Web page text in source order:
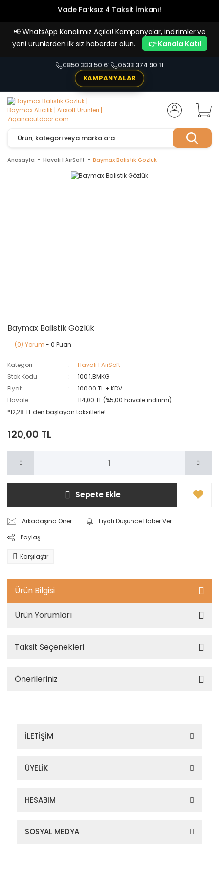
Vade Farksız 4 Taksit İmkanı!
📢 WhatsApp Kanalımız Açıldı! Kampanyalar, indirimler ve
yeni ürünlerden ilk siz haberdar olun.
👉 Kanala Katıl
0850 333 50 61
0533 374 90 11
KAMPANYALAR
Anasayfa Havalı I AirSoft Baymax Balistik Gözlük
Baymax Balistik Gözlük
(0) Yorum - 0 Puan
Kategori
Havalı I AirSoft
Stok Kodu
100.1.BMKG
Fiyat
100,00 TL + KDV
Havale
114,00 TL (%5,00 havale indirimi)
*12,28 TL den başlayan taksitlerle!
120,00 TL
Sepete Ekle
Arkadaşına Öner
Fiyatı Düşünce Haber Ver
Paylaş
Karşılaştır
Ürün Bilgisi
Ürün Yorumları
Taksit Seçenekleri
Önerileriniz
İLETİŞİM
ÜYELİK
HESABIM
SOSYAL MEDYA